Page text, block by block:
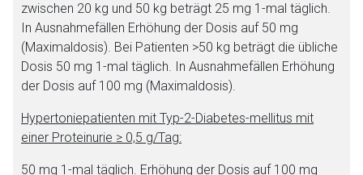
zwischen 20 kg und 50 kg beträgt 25 mg 1-mal täglich.
In Ausnahmefällen Erhöhung der Dosis auf 50 mg
(Maximaldosis). Bei Patienten >50 kg beträgt die übliche
Dosis 50 mg 1-mal täglich. In Ausnahmefällen Erhöhung
der Dosis auf 100 mg (Maximaldosis).
Hypertoniepatienten mit Typ-2-Diabetes-mellitus mit
einer Proteinurie ≥ 0,5 g/Tag:
50 mg 1-mal täglich. Erhöhung der Dosis auf 100 mg